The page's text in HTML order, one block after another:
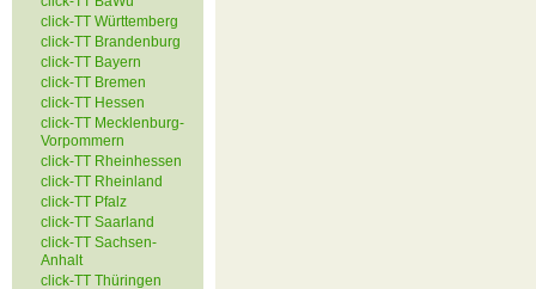
click-TT Württemberg
click-TT Brandenburg
click-TT Bayern
click-TT Bremen
click-TT Hessen
click-TT Mecklenburg-
Vorpommern
click-TT Rheinhessen
click-TT Rheinland
click-TT Pfalz
click-TT Saarland
click-TT Sachsen-
Anhalt
click-TT Thüringen